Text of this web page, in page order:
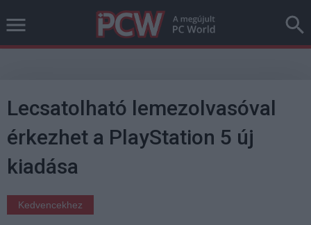
Lecsatolható lemezolvasóval
érkezhet a PlayStation 5 új
kiadása
Kedvencekhez